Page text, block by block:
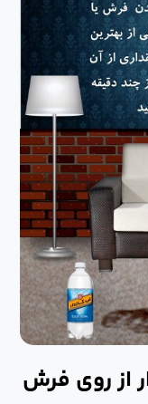
از روی فرش